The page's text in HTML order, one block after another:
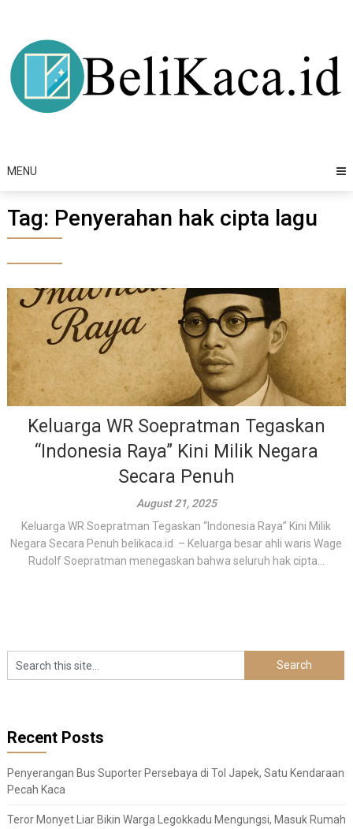
content
MENU
Tag: Penyerahan hak cipta lagu
Keluarga WR Soepratman Tegaskan
“Indonesia Raya” Kini Milik Negara
Secara Penuh
August 21, 2025
Keluarga WR Soepratman Tegaskan “Indonesia Raya” Kini Milik
Negara Secara Penuh belikaca.id – Keluarga besar ahli waris Wage
Rudolf Soepratman menegaskan bahwa seluruh hak cipta...
Recent Posts
Penyerangan Bus Suporter Persebaya di Tol Japek, Satu Kendaraan
Pecah Kaca
Teror Monyet Liar Bikin Warga Legokkadu Mengungsi, Masuk Rumah